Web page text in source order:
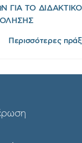
ΓΙΑ ΤΟ ΔΙΔΑΚΤΙΚΟ
Περισσότερες